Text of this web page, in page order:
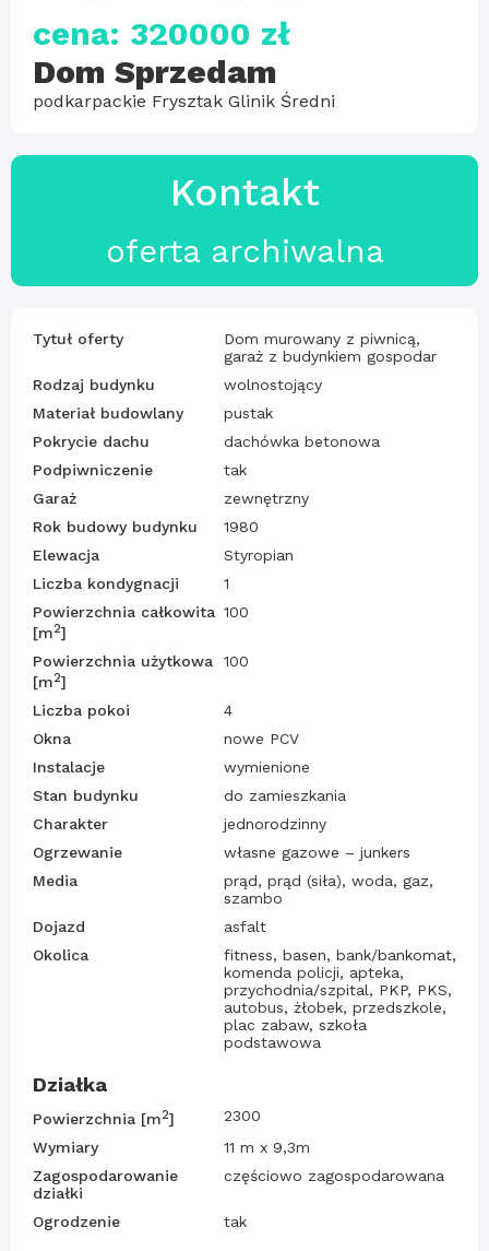
cena: 320000 zł
Dom Sprzedam
podkarpackie Frysztak Glinik Średni
Kontakt
oferta archiwalna
Tytuł oferty
Dom murowany z piwnicą,
garaż z budynkiem gospodar
Rodzaj budynku
wolnostojący
Materiał budowlany
pustak
Pokrycie dachu
dachówka betonowa
Podpiwniczenie
tak
Garaż
zewnętrzny
Rok budowy budynku
1980
Elewacja
Styropian
Liczba kondygnacji
1
Powierzchnia całkowita
[m2]
100
Powierzchnia użytkowa
[m2]
100
Liczba pokoi
4
Okna
nowe PCV
Instalacje
wymienione
Stan budynku
do zamieszkania
Charakter
jednorodzinny
Ogrzewanie
własne gazowe – junkers
Media
prąd, prąd (siła), woda, gaz,
szambo
Dojazd
asfalt
Okolica
fitness, basen, bank/bankomat,
komenda policji, apteka,
przychodnia/szpital, PKP, PKS,
autobus, żłobek, przedszkole,
plac zabaw, szkoła
podstawowa
Działka
Powierzchnia [m2]
2300
Wymiary
11 m x 9,3m
Zagospodarowanie
działki
częściowo zagospodarowana
Ogrodzenie tak